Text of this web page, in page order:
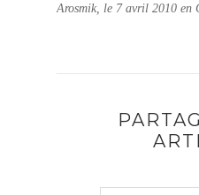
Arosmik, le 7 avril 2010 en